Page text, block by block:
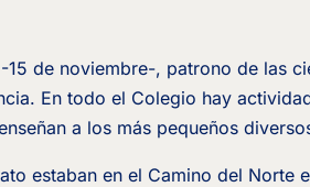
de noviembre-, patrono de las
En todo el Colegio hay
a los más pequeños
estaban en el Camino del Norte